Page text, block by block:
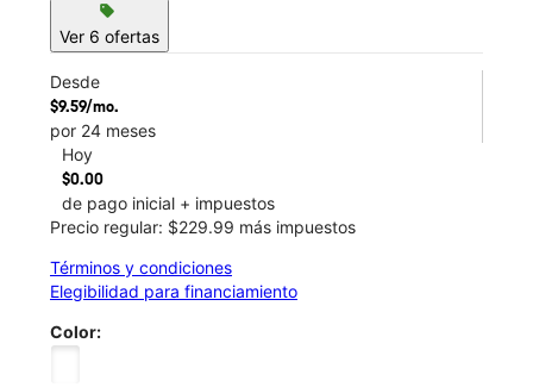
sell
Ver 6 ofertas
Desde
$9.59/mo.
por 24 meses
Hoy
$0.00
de pago inicial + impuestos
Precio regular: $229.99 más impuestos
Términos y condiciones
Elegibilidad para financiamiento
Color: